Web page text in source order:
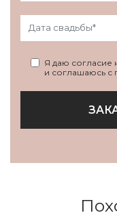
Я даю согласие
и соглашаюсь с